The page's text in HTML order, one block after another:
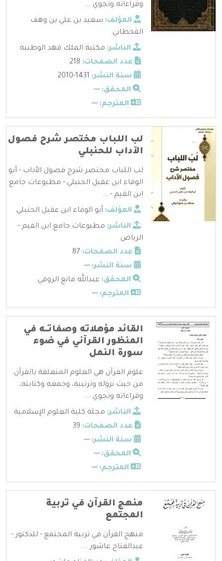
وقراءاته وتجوي ...
المؤلف: سعيد بن علي بن وهف
القحطاني
الناشر: مكتبة الملك فهد الوطنية
عدد الصفحات:
سنة النشر:
المحقق: ---
المترجم: ---
لب اللباب مختصر شرح فصول
الآداب للحنبلي
لب اللباب مختصر شرح فصول الأداب - أبو
الوفاء ابن عقيل الحنبلي - مطبوعات جامع
ابن القيم - ...
المؤلف: أبو الوفاء ابن عقيل الحنبلي
الناشر: مطبوعات جامع ابن القيم -
الرياض
عدد الصفحات:
سنة النشر: ---
المحقق: عبدالله مانع الروقي
المترجم: ---
القائد مؤهلاته وصفاتــه في
المنظور القرآني في ضوء
سورة النمل
علوم القرآن هي العلوم المتعلقة بالقرآن
من حيث نزوله وترتيبه، وجمعه وكتابته،
وقراءاته وتجوي ...
الناشر: مجلة كلية العلوم الإسلامية
عدد الصفحات:
سنة النشر: ---
المحقق: ---
المترجم: ---
منهج القرآن في تربية
المجتمع
منهج القرآن في تربية المجتمع - للدكتور -
عبدالفتاح عاشور ...